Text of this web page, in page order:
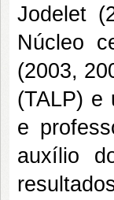
Jodelet
Núcleo
(2003,
(TALP) e
e
auxílio